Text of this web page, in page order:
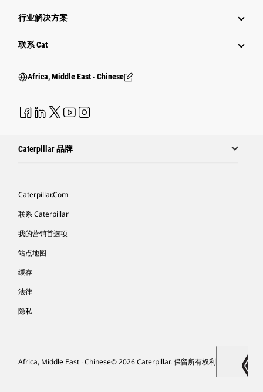
行业解决方案
行业
联系 Cat
Africa, Middle East ‧ Chinese
Caterpillar 品牌
Caterpillar.com
联系 Caterpillar
我的营销首选项
站点地图
缓存
法律
隐私
Africa, Middle East ‧ Chinese© 2026 Caterpillar. 保留所有权利